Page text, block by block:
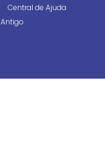
Central de Ajuda